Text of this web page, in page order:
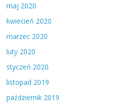
maj 2020
kwiecień 2020
marzec 2020
luty 2020
styczeń 2020
listopad 2019
październik 2019